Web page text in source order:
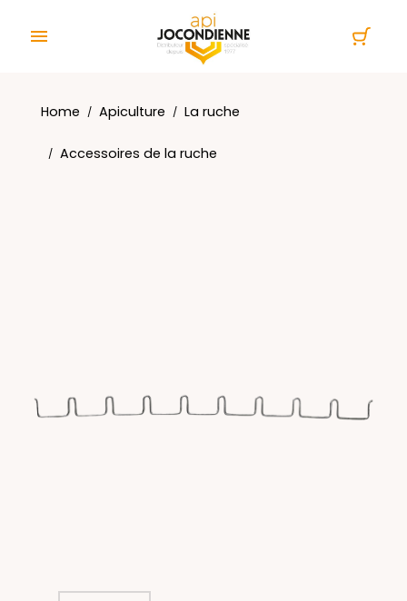

Home Apiculture La ruche
Accessoires de la ruche